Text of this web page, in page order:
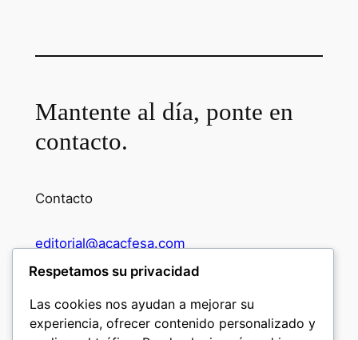
Mantente al día, ponte en
contacto.
Contacto
editorial@acacfesa.com
Respetamos su privacidad
Las cookies nos ayudan a mejorar su
experiencia, ofrecer contenido personalizado y